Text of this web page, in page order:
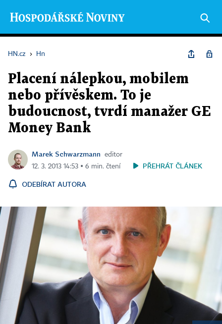
HN.cz › Hn
Placení nálepkou, mobilem
nebo přívěskem. To je
budoucnost, tvrdí manažer GE
Money Bank
Marek Schwarzmann
editor
12. 3. 2013 14:53 ▪ 6 min. čtení
PŘEHRÁT ČLÁNEK
ODEBÍRAT AUTORA